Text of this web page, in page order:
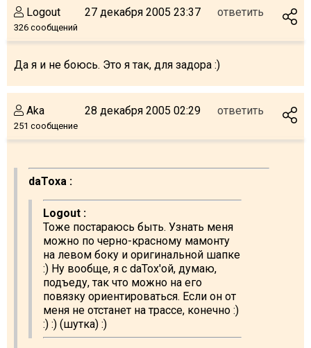
Logout
326 сообщений
27 декабря 2005 23:37 ответить
Да я и не боюсь. Это я так, для задора :)
Aka
251 сообщение
28 декабря 2005 02:29 ответить
daToxa :
Logout :
Тоже постараюсь быть. Узнать меня
можно по черно-красному мамонту
на левом боку и оригинальной шапке
:) Ну вообще, я с daTox'ой, думаю,
подъеду, так что можно на его
повязку ориентироваться. Если он от
меня не отстанет на трассе, конечно :)
:) :) (шутка) :)